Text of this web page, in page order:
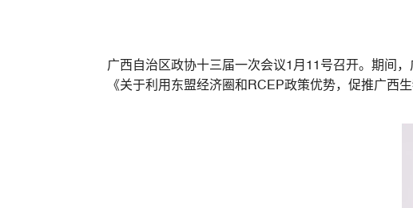
广西自治区政协十三届一次会议1月11号召开。期间
《关于利用东盟经济圈和RCEP政策优势，促推广西